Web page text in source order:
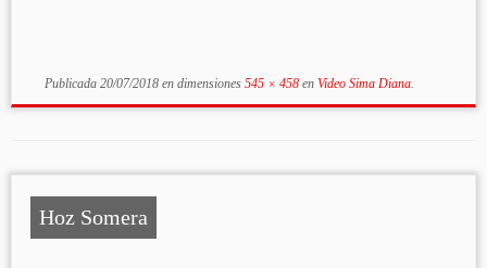
Publicada 20/07/2018en dimensiones545 × 458enVideo Sima Diana.
Hoz Somera